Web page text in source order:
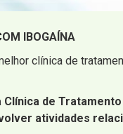
IBOGAÍNA
clínica de
de
atividades